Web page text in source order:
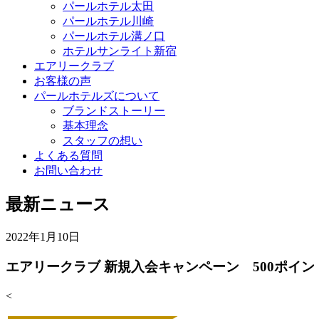
パールホテル太田
パールホテル川崎
パールホテル溝ノ口
ホテルサンライト新宿
エアリークラブ
お客様の声
パールホテルズについて
ブランドストーリー
基本理念
スタッフの想い
よくある質問
お問い合わせ
最新ニュース
2022年1月10日
エアリークラブ 新規入会キャンペーン 500ポイン
<